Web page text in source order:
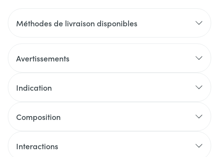
Méthodes de livraison disponibles
Avertissements
Indication
Composition
Interactions